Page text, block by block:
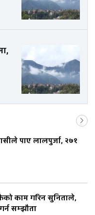
पाए लालपुर्जा, २७१
काम गरिन सुनिताले,
सम्झौता